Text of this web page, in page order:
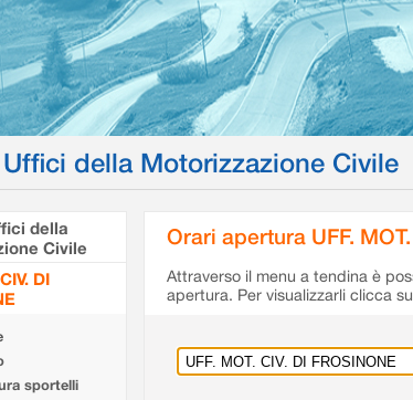
della Motorizzazione Civile
della
Civile
DI
sportelli
Orari apertura UFF.
Attraverso il menu a tendina è
apertura. Per visualizzarli clicca